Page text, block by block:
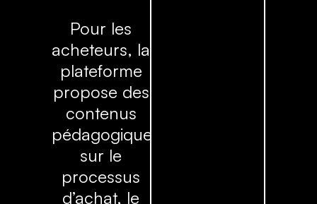
Pour les
acheteurs, la
plateforme
propose des
contenus
pédagogiques
sur le
processus
d’achat, le